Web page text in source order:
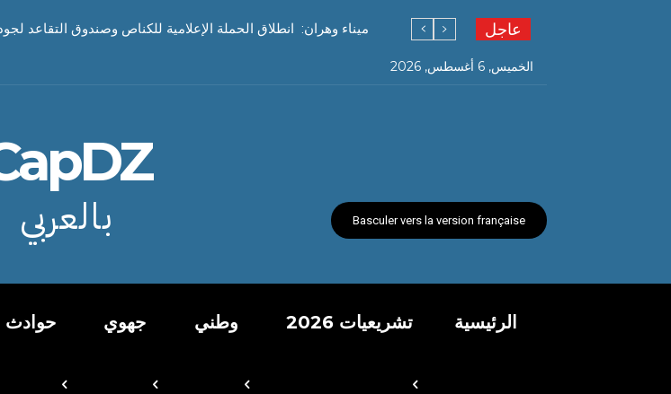
عاجل ميناء وهران: انطلاق الحملة الإعلامية للكناص وصندوق التقاعد
الخميس, 6 أغسطس, 2026
Basculer vers la version française بالعربي
الرئيسية تشريعيات 2026 وطني جهوي حوادث